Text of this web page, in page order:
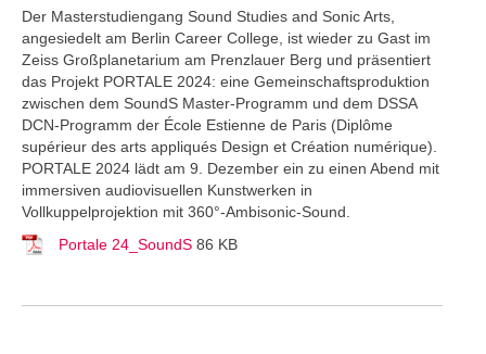
Der Masterstudiengang Sound Studies and Sonic Arts,
angesiedelt am Berlin Career College, ist wieder zu Gast im
Zeiss Großplanetarium am Prenzlauer Berg und präsentiert
das Projekt PORTALE 2024: eine Gemeinschaftsproduktion
zwischen dem SoundS Master-Programm und dem DSSA
DCN-Programm der École Estienne de Paris (Diplôme
supérieur des arts appliqués Design et Création numérique).
PORTALE 2024 lädt am 9. Dezember ein zu einen Abend mit
immersiven audiovisuellen Kunstwerken in
Vollkuppelprojektion mit 360°-Ambisonic-Sound.
Portale 24_SoundS 86 KB